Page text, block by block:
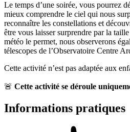
Le temps d’une soirée, vous pourrez
mieux comprendre le ciel qui nous
reconnaître les constellations et
être vous laisser surprendre par la
météo le permet, nous observerons
télescopes de l’Observatoire Centre
Cette activité n’est pas adaptée aux
🚨 Cette activité se déroule
Informations pratiques